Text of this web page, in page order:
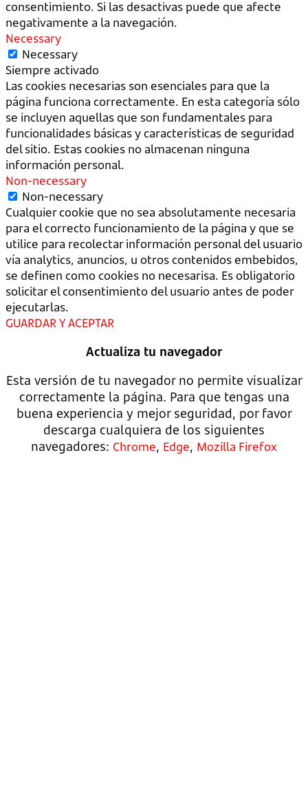
consentimiento. Si las desactivas puede que afecte
negativamente a la navegación.
Necessary
Necessary
Siempre activado
Las cookies necesarias son esenciales para que la
página funciona correctamente. En esta categoría sólo
se incluyen aquellas que son fundamentales para
funcionalidades básicas y características de seguridad
del sitio. Estas cookies no almacenan ninguna
información personal.
Non-necessary
Non-necessary
Cualquier cookie que no sea absolutamente necesaria
para el correcto funcionamiento de la página y que se
utilice para recolectar información personal del usuario
vía analytics, anuncios, u otros contenidos embebidos,
se definen como cookies no necesarisa. Es obligatorio
solicitar el consentimiento del usuario antes de poder
ejecutarlas.
GUARDAR Y ACEPTAR
Actualiza tu navegador
Esta versión de tu navegador no permite visualizar
correctamente la página. Para que tengas una
buena experiencia y mejor seguridad, por favor
descarga cualquiera de los siguientes
navegadores: Chrome, Edge, Mozilla Firefox